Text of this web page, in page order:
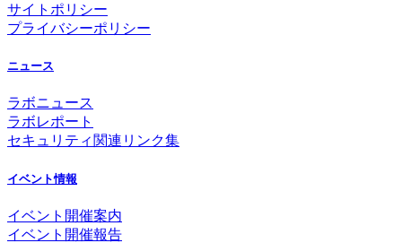
サイトポリシー
プライバシーポリシー
ニュース
ラボニュース
ラボレポート
セキュリティ関連リンク集
イベント情報
イベント開催案内
イベント開催報告